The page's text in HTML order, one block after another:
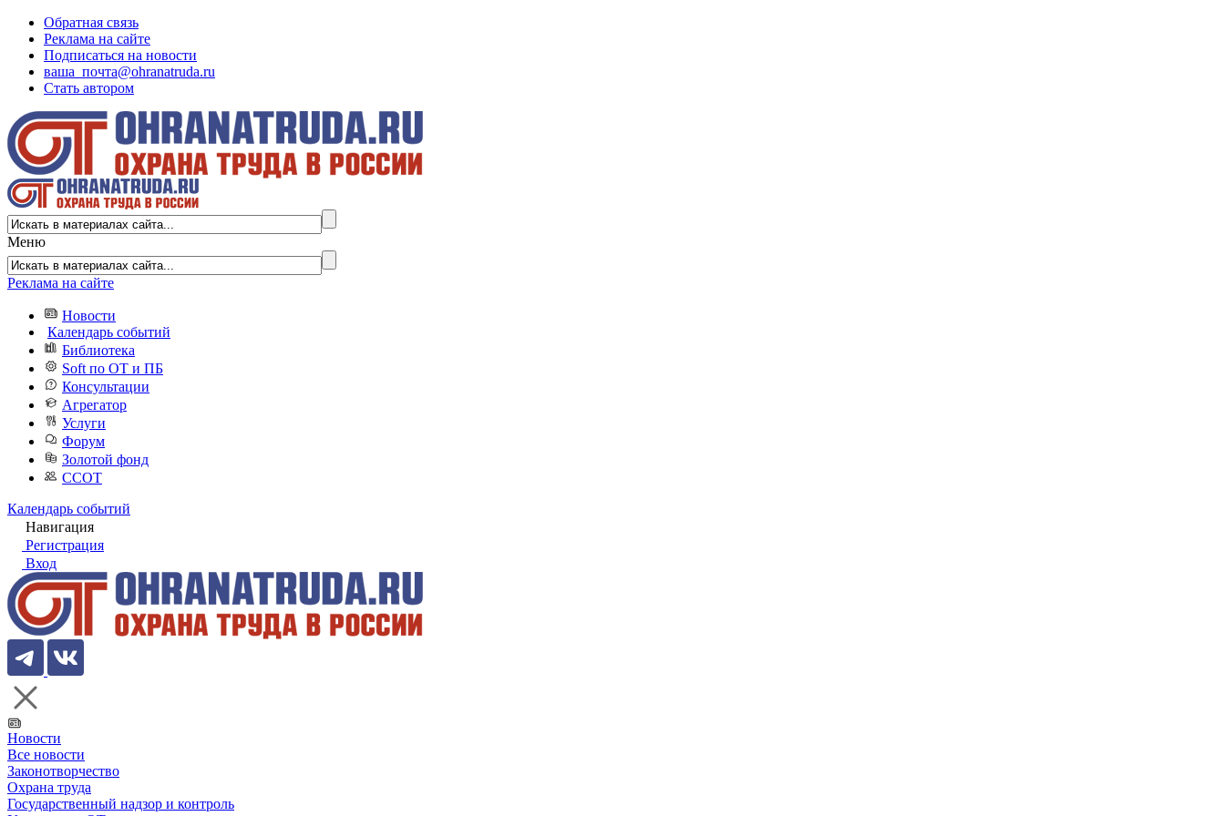
Обратная связь
Реклама на сайте
Подписаться на новости
ваша_почта@ohranatruda.ru
Стать автором
Меню
Реклама на сайте
Новости
Календарь событий
Библиотека
Soft по ОТ и ПБ
Консультации
Агрегатор
Услуги
Форум
Золотой фонд
ССОТ
Календарь событий
Навигация
Регистрация
Вход
Новости
Все новости
Законотворчество
Охрана труда
Государственный надзор и контроль